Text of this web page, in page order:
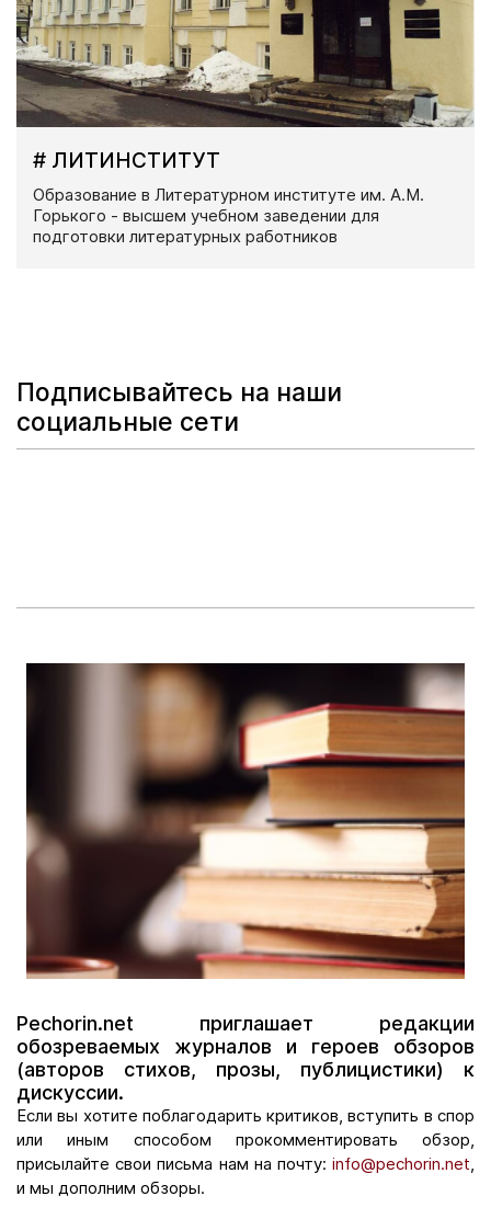
# ЛИТИНСТИТУТ
Образование в Литературном институте им. А.М.
Горького - высшем учебном заведении для
подготовки литературных работников
Подписывайтесь на наши
социальные сети
Pechorin.net приглашает редакции
обозреваемых журналов и героев обзоров
(авторов стихов, прозы, публицистики) к
дискуссии.
Если вы хотите поблагодарить критиков, вступить в спор
или иным способом прокомментировать обзор,
присылайте свои письма нам на почту: info@pechorin.net
и мы дополним обзоры.